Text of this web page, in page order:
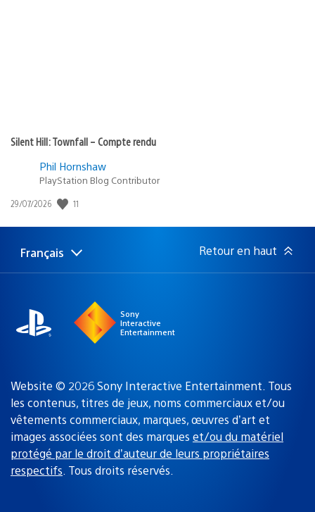
Silent Hill: Townfall – Compte rendu
Phil Hornshaw
PlayStation Blog Contributor
Date
publication
29/07/2026 11
Choisir
une
Région
actuelle
Français Retour en haut
Sony
Interactive
Entertainment
Website © 2026 Sony Interactive Entertainment. Tous
les contenus, titres de jeux, noms commerciaux et/ou
vêtements commerciaux, marques, œuvres d’art et
images associées sont des marques et/ou du matériel
protégé par le droit d’auteur de leurs propriétaires
respectifs. Tous droits réservés.